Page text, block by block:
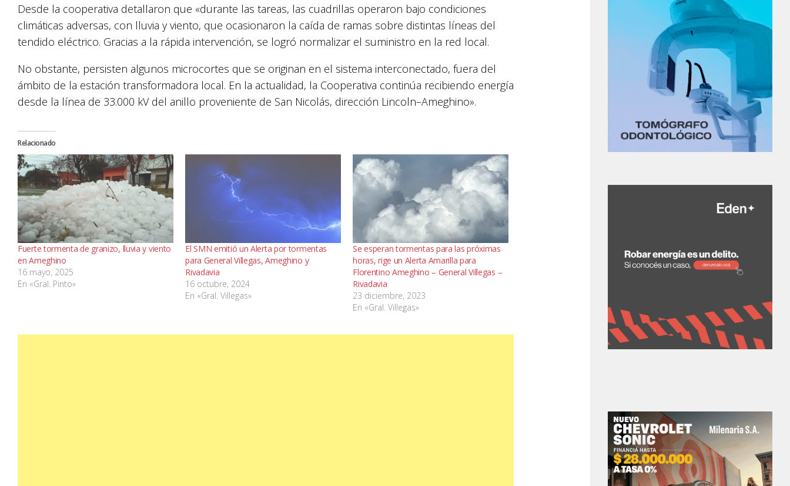
Desde la cooperativa detallaron que «durante las tareas, las cuadrillas operaron bajo condiciones
climáticas adversas, con lluvia y viento, que ocasionaron la caída de ramas sobre distintas líneas del
tendido eléctrico. Gracias a la rápida intervención, se logró normalizar el suministro en la red local.
No obstante, persisten algunos microcortes que se originan en el sistema interconectado, fuera del
ámbito de la estación transformadora local. En la actualidad, la Cooperativa continúa recibiendo energía
desde la línea de 33.000 kV del anillo proveniente de San Nicolás, dirección Lincoln–Ameghino».
Relacionado
Fuerte tormenta de granizo, lluvia y viento
en Ameghino
16 mayo, 2025
En «Gral. Pinto»
El SMN emitió un Alerta por tormentas
para General Villegas, Ameghino y
Rivadavia
16 octubre, 2024
En «Gral. Villegas»
Se esperan tormentas para las próximas
horas, rige un Alerta Amarilla para
Florentino Ameghino – General Villegas –
Rivadavia
23 diciembre, 2023
En «Gral. Villegas»